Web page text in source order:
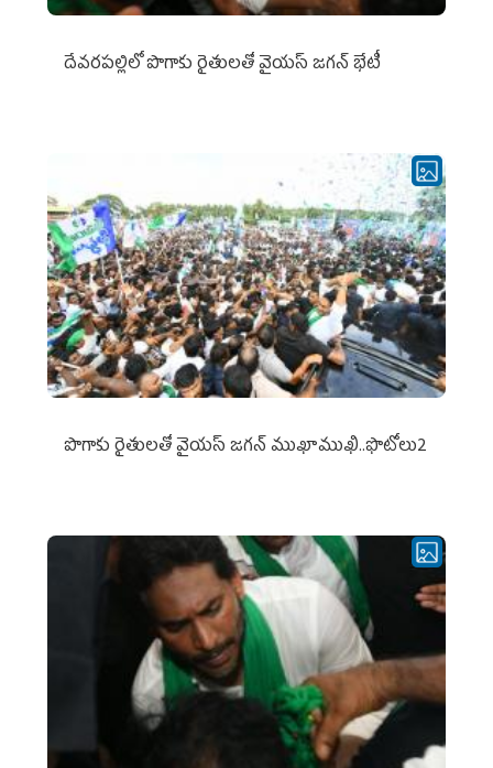
దేవరపల్లిలో పొగాకు రైతులతో వైయస్ జగన్ భేటీ
పొగాకు రైతుల‌తో వైయ‌స్ జ‌గ‌న్ ముఖాముఖి..ఫొటోలు2